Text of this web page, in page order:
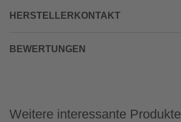
HERSTELLERKONTAKT
BEWERTUNGEN
Weitere interessante Produkte